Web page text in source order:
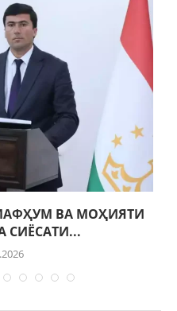
ВА МОҲИЯТИ
СИЁСАТИ...